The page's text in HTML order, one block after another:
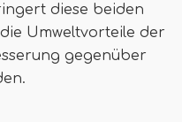
diese beiden
die Umweltvorteile der
gegenüber